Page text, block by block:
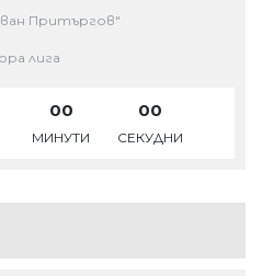
Притъргов"
лига
00
МИНУТИ
00
СЕКУДНИ